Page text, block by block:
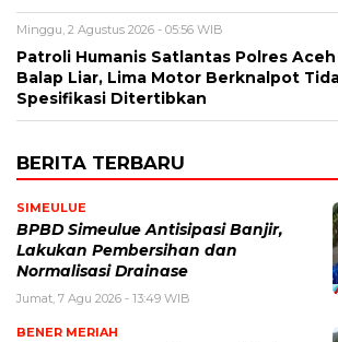
Minggu, 2 Agustus 2026 - 05:56 WIB
Patroli Humanis Satlantas Polres
Balap Liar, Lima Motor Berknalpot
Spesifikasi Ditertibkan
BERITA TERBARU
SIMEULUE
BPBD Simeulue Antisipasi Banjir,
Lakukan Pembersihan dan
Normalisasi Drainase
Jumat, 7 Agu 2026 - 13:49 WIB
BENER MERIAH